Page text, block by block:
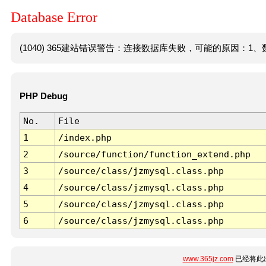
Database Error
(1040) 365建站错误警告：连接数据库失败，可能的原因：1
PHP Debug
No.
File
1
/index.php
2
/source/function/function_extend.php
3
/source/class/jzmysql.class.php
4
/source/class/jzmysql.class.php
5
/source/class/jzmysql.class.php
6
/source/class/jzmysql.class.php
www.365jz.com已经将此